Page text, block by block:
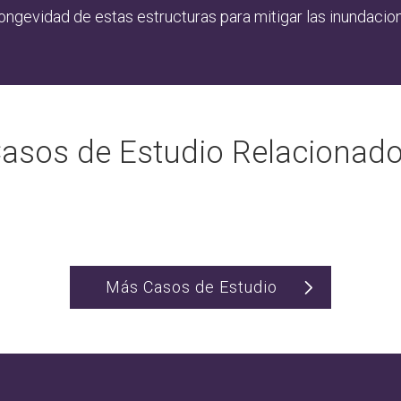
de estas estructuras para mitigar las
de Estudio
Más Casos de Estudio